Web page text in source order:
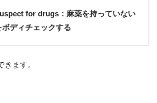
for drugs：麻薬を持っていない
ディチェックする
ます。